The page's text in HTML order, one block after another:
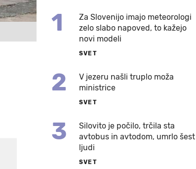
1
Za Slovenijo imajo meteorologi
zelo slabo napoved, to kažejo
novi modeli
SVET
2
V jezeru našli truplo moža
ministrice
SVET
3
Silovito je počilo, trčila sta
avtobus in avtodom, umrlo šest
ljudi
SVET